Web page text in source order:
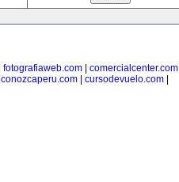
fotografiaweb.com| comercialcenter.com|
conozcaperu.com cursodevuelo.com